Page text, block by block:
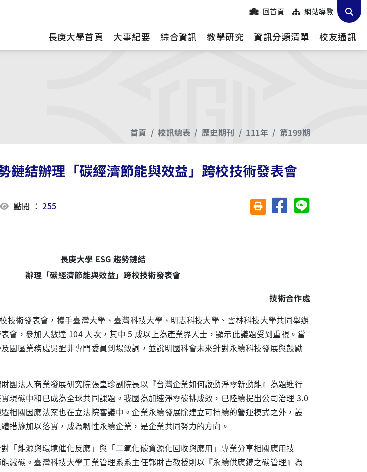
回首頁 網站導覽
長庚大學首頁 大事紀要 綜合資訊 教學研究 資訊分類清單 校友通訊
首頁 校訊總表 歷史期刊 111年 第199期
鏈結辦理「碳經濟節能與效益」跨校技術發表會
點閱 ：255 友善列印(另開視窗)
分享至臉書分享至 Line
長庚大學 ESG 趨勢鏈結
辦理「碳經濟節能與效益」跨校技術發表會
技術合作處
技術發表會，攜手臺灣大學、臺灣科技大學、明志科技大學、雲林科技大學共同舉辦
表會，參加人數達 104 人次，其中 5 成以上為產業界人士，顯示此議題受到重視。當
園區業務處吳醒非專門委員到場致詞，並說明國科會未來針對永續科技發展與鼓勵
團法人商業發展研究院張皇珍副院長以『台灣企業如何啟動淨零新動能』為題進行
現碳中和已成為全球共同課題。我國為加速淨零碳排成效，已陸續提出公司治理 3.0
相關因應法案也在立法院審議中。企業永續發展除建立可持續的營運模式之外，設
措施加以落實，成為韌性永續企業，是企業共同努力的方向。
「能源與環境催化反應」與「二氧化碳資源化回收與應用」專業分享相關應用技
減碳。臺灣科技大學工業管理系系主任郭財吉教授則以『永續供應鏈之碳管理』為